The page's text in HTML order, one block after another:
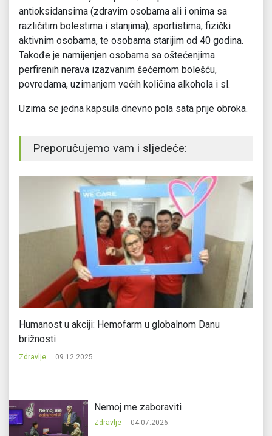
antioksidansima (zdravim osobama ali i onima sa
različitim bolestima i stanjima), sportistima, fizički
aktivnim osobama, te osobama starijim od 40 godina.
Takođe je namijenjen osobama sa oštećenjima
perfirenih nerava izazvanim šećernom bolešću,
povredama, uzimanjem većih količina alkohola i sl.
Uzima se jedna kapsula dnevno pola sata prije obroka.
Preporučujemo vam i sljedeće:
Humanost u akciji: Hemofarm u globalnom Danu
brižnosti
Zdravlje 09.12.2025.
Nemoj me zaboraviti
Zdravlje 04.07.2026.